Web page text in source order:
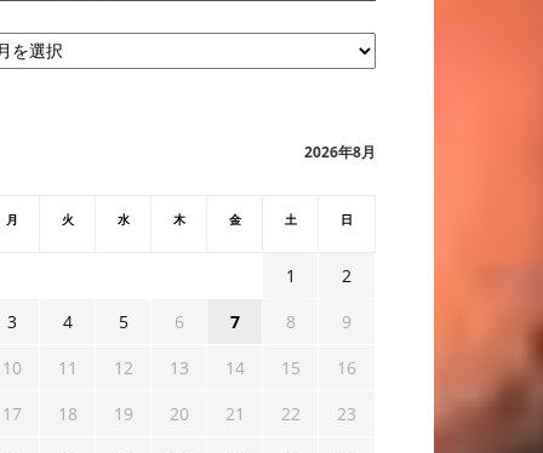
2026年8月
月 火 水 木 金 土 日
1
2
3
4 5 6 7 8
9
10
11 12 13 14 15
16
17
18 19 20 21 22
23